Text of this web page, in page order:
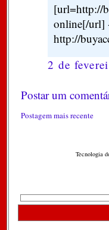
[url=http://
online[/url]
http://
2 de
Postar um
Postagem mais recente
Tecnologia